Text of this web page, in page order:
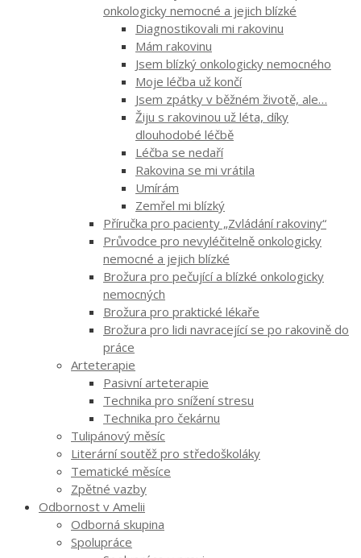
onkologicky nemocné a jejich blízké
Diagnostikovali mi rakovinu
Mám rakovinu
Jsem blízký onkologicky nemocného
Moje léčba už končí
Jsem zpátky v běžném životě, ale…
Žiju s rakovinou už léta, díky
dlouhodobé léčbě
Léčba se nedaří
Rakovina se mi vrátila
Umírám
Zemřel mi blízký
Příručka pro pacienty „Zvládání rakoviny“
Průvodce pro nevyléčitelně onkologicky
nemocné a jejich blízké
Brožura pro pečující a blízké onkologicky
nemocných
Brožura pro praktické lékaře
Brožura pro lidi navracející se po rakovině do
práce
Arteterapie
Pasivní arteterapie
Technika pro snížení stresu
Technika pro čekárnu
Tulipánový měsíc
Literární soutěž pro středoškoláky
Tematické měsíce
Zpětné vazby
Odbornost v Amelii
Odborná skupina
Spolupráce